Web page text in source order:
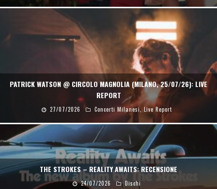
PATRICK WATSON @ CIRCOLO MAGNOLIA (MILANO, 25/07/26): LIVE
REPORT
27/07/2026 Concerti Milanesi, Live Report
THE STROKES – REALITY AWAITS: RECENSIONE
24/07/2026 Dischi